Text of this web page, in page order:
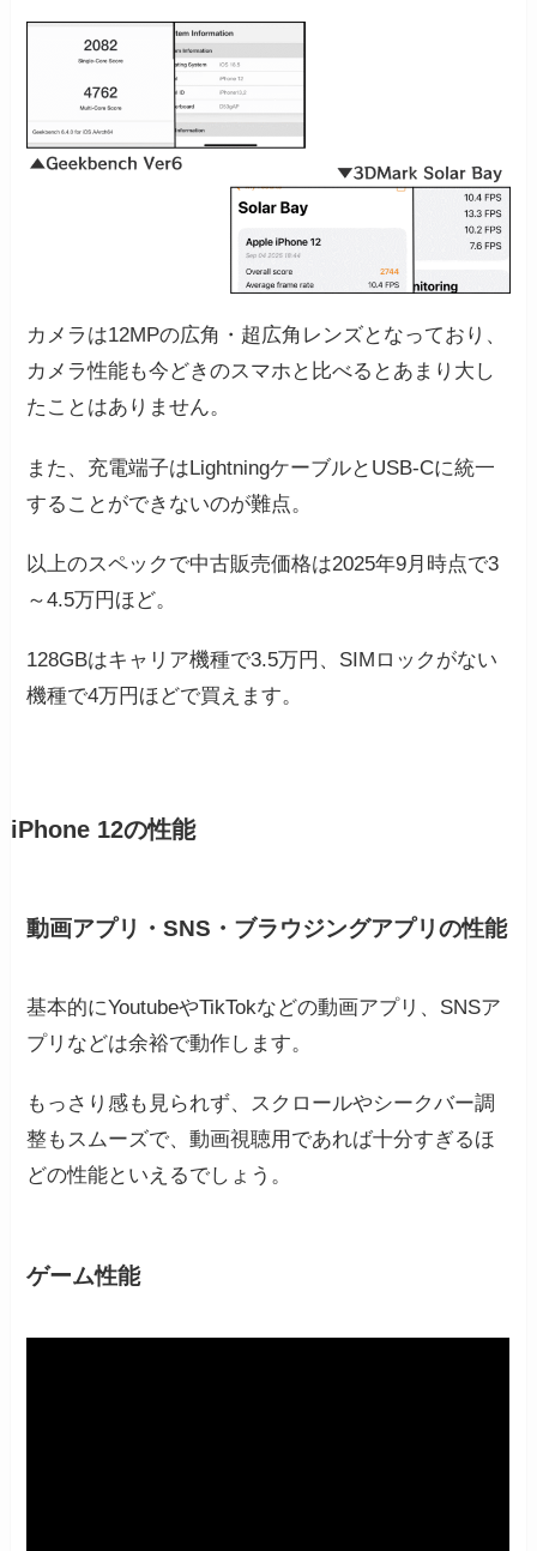
カメラは12MPの広角・超広角レンズとなっており、
カメラ性能も今どきのスマホと比べるとあまり大し
たことはありません。
また、充電端子はLightningケーブルとUSB-Cに統一
することができないのが難点。
以上のスペックで中古販売価格は2025年9月時点で3
～4.5万円ほど。
128GBはキャリア機種で3.5万円、SIMロックがない
機種で4万円ほどで買えます。
iPhone 12の性能
動画アプリ・SNS・ブラウジングアプリの性能
基本的にYoutubeやTikTokなどの動画アプリ、SNSア
プリなどは余裕で動作します。
もっさり感も見られず、スクロールやシークバー調
整もスムーズで、動画視聴用であれば十分すぎるほ
どの性能といえるでしょう。
ゲーム性能